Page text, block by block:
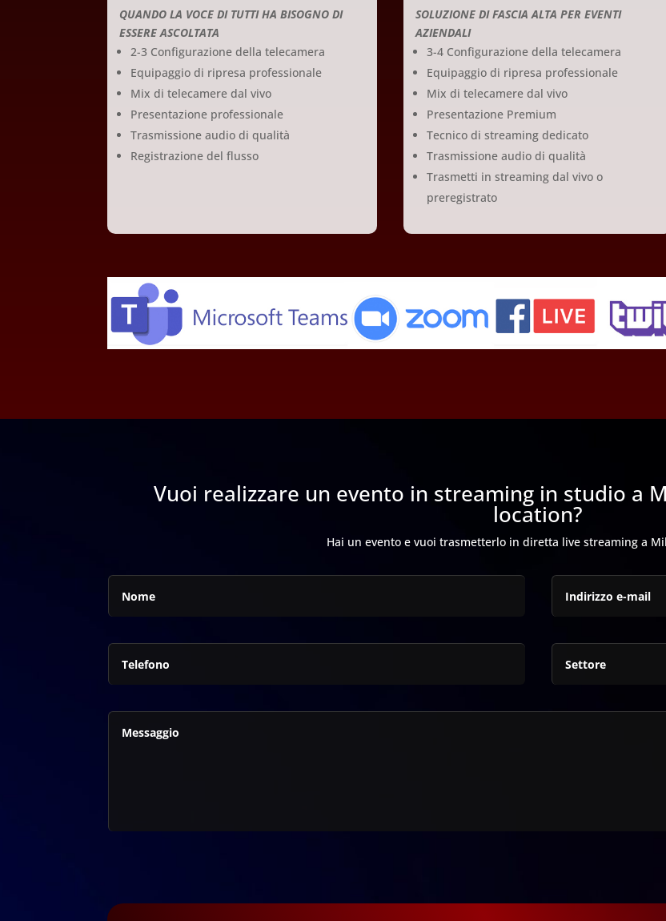
QUANDO LA VOCE DI TUTTI HA BISOGNO DI
ESSERE ASCOLTATA
2-3 Configurazione della telecamera
Equipaggio di ripresa professionale
Mix di telecamere dal vivo
Presentazione professionale
Trasmissione audio di qualità
Registrazione del flusso
SOLUZIONE DI FASCIA ALTA PER EVENTI
AZIENDALI
3-4 Configurazione della telecamera
Equipaggio di ripresa professionale
Mix di telecamere dal vivo
Presentazione Premium
Tecnico di streaming dedicato
Trasmissione audio di qualità
Trasmetti in streaming dal vivo o
preregistrato
Vuoi realizzare un evento in streaming in studio a
location?
Hai un evento e vuoi trasmetterlo in diretta live streaming a